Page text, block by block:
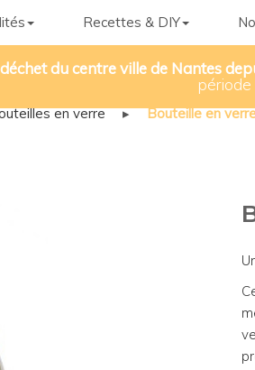
Recettes & DIY
du centre ville de Nantes
période
en verre ▸ Bouteille en